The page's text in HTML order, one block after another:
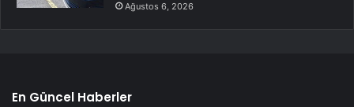
Ağustos 6, 2026
En Güncel Haberler